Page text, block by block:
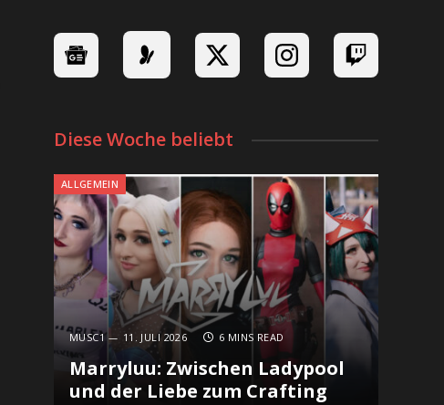
Diese Woche beliebt
ALLGEMEIN
MUSC1 11. JULI 2026 6 MINS READ
Marryluu: Zwischen Ladypool
und der Liebe zum Crafting